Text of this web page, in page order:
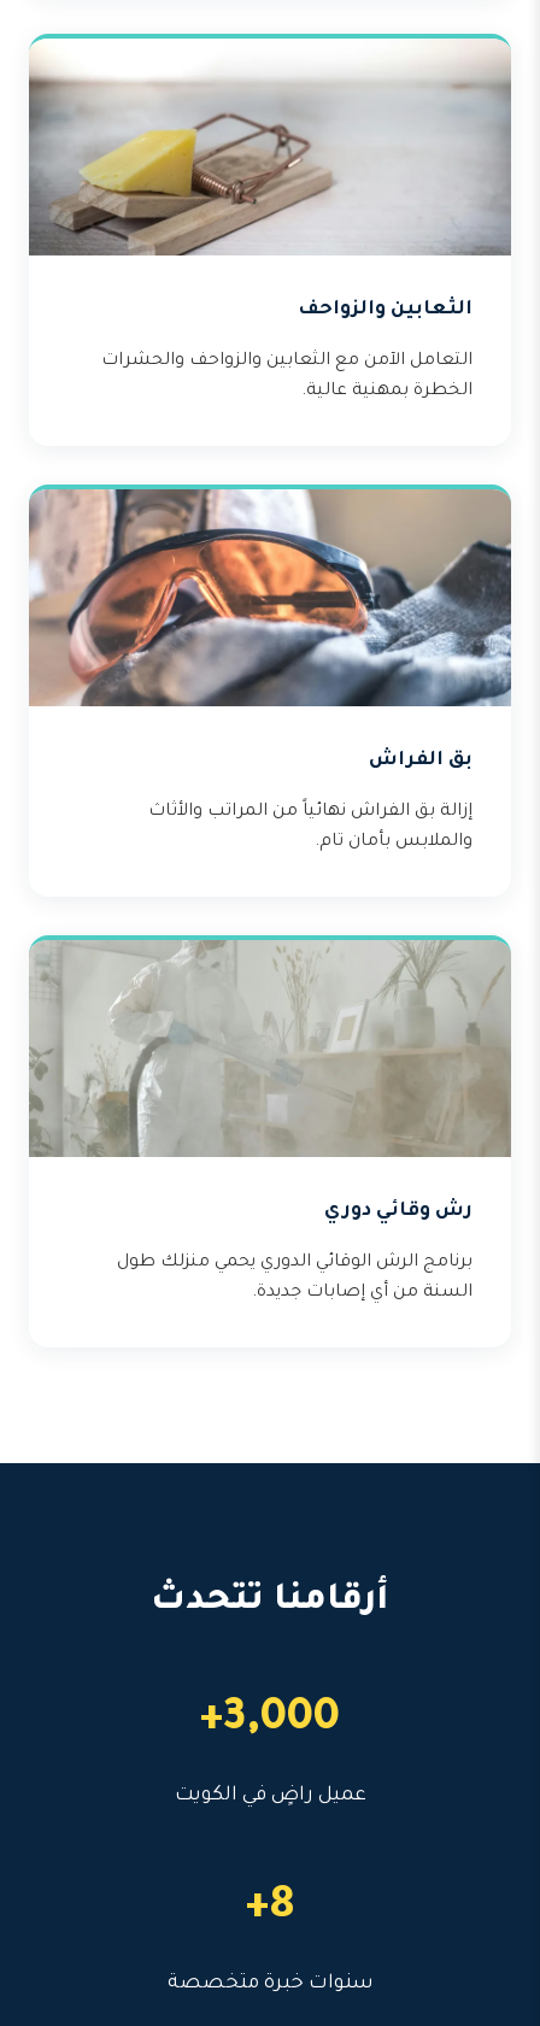
الثعابين والزواحف
التعامل الآمن مع الثعابين والزواحف والحشرات
الخطرة بمهنية عالية.
بق الفراش
إزالة بق الفراش نهائياً من المراتب والأثاث
والملابس بأمان تام.
رش وقائي دوري
برنامج الرش الوقائي الدوري يحمي منزلك طول
السنة من أي إصابات جديدة.
أرقامنا تتحدث
3,000+
عميل راضٍ في الكويت
8+
سنوات خبرة متخصصة